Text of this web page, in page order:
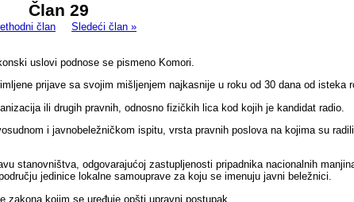
Član 29
član Sledeći član »
uslovi podnose se pismeno Komori.
prijave sa svojim mišljenjem najkasnije u roku od 30 dana od isteka
ili drugih pravnih, odnosno fizičkih lica kod kojih je kandidat radio.
i javnobeležničkom ispitu, vrsta pravnih poslova na kojima su
stanovništva, odgovarajućoj zastupljenosti pripadnika nacionalnih
jedinice lokalne samouprave za koju se imenuju javni beležnici.
zakona kojim se uređuje opšti upravni postupak.